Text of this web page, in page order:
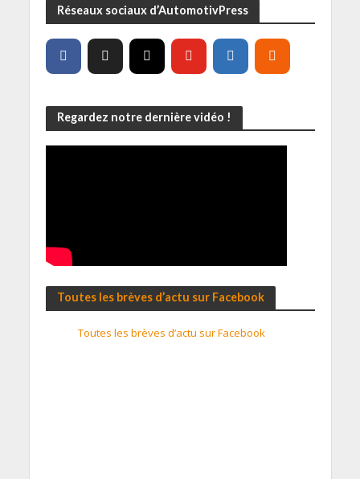
Réseaux sociaux d’AutomotivPress
Regardez notre dernière vidéo !
Toutes les brèves d’actu sur Facebook
Toutes les brèves d’actu sur Facebook